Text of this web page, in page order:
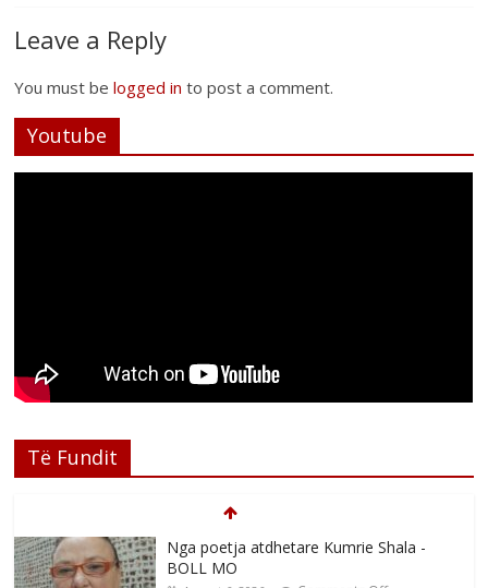
Leave a Reply
You must belogged in to post a comment.
Youtube
Të Fundit
Nga poetja atdhetare Kumrie Shala -
BOLL MO